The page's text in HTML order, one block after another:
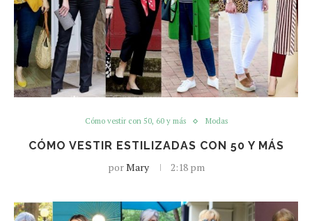
Cómo vestir con 50, 60 y más Modas
CÓMO VESTIR ESTILIZADAS CON 50 Y MÁS
porMary 2:18 pm